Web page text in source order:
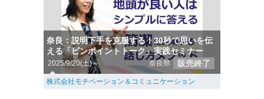
奈良：説明下手を克服する！30秒で思いを伝
える「ピンポイントトーク」実践セミナー
2025/9/20(土)～ 奈良県 販売終了
株式会社モチベーション＆コミュニケーション